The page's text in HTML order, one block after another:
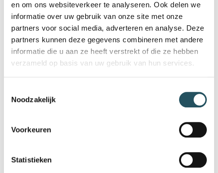
en om ons websiteverkeer te analyseren. Ook delen we
informatie over uw gebruik van onze site met onze
partners voor social media, adverteren en analyse. Deze
partners kunnen deze gegevens combineren met andere
informatie die u aan ze heeft verstrekt of die ze hebben
verzameld op basis van uw gebruik van hun services.
Noodzakelijk
Voorkeuren
Statistieken
Bevrijdingsdag wo 5
mei
geen lessen geen lessen
Hemelvaart do 6
geen lessen geen lessen
De openingstijden tijdens deze vakantie's kun je